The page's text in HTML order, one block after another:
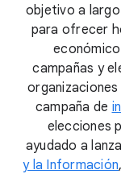
objetivo a
para ofrecer
campañas y
campaña de
elecciones
ayudado a
y la Información